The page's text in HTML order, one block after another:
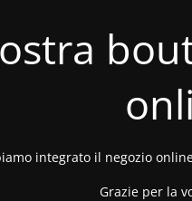
integrato il negozio
Grazie per la